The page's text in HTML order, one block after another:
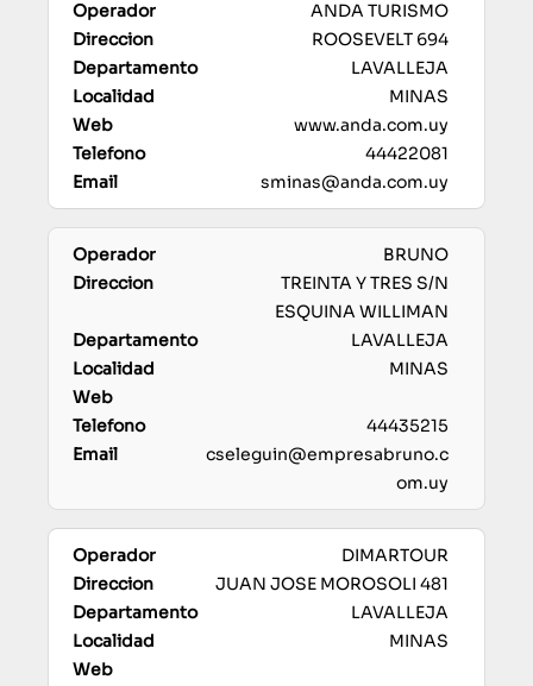
ANDA TURISMO
ROOSEVELT 694
LAVALLEJA
MINAS
www.anda.com.uy
44422081
sminas@anda.com.uy
BRUNO
TREINTA Y TRES S/N
ESQUINA WILLIMAN
LAVALLEJA
MINAS
44435215
cseleguin@empresabruno.c
om.uy
DIMARTOUR
JUAN JOSE MOROSOLI 481
LAVALLEJA
MINAS